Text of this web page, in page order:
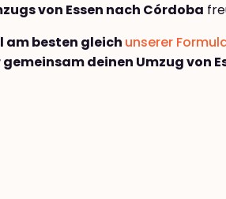
von Essen nach Córdoba
am besten gleich unserer
gemeinsam deinen Umzug von